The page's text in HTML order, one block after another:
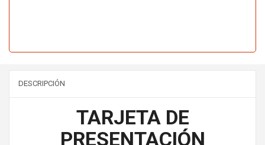
DESCRIPCIÓN
TARJETA DE
PRESENTACIÓN